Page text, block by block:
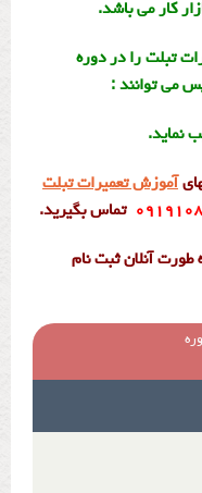
کار می باشد.
تبلت را در دوره
می توانند :
نماید.
آموزش تعمیرات تبلت
تماس بگیرید.
طورت آنلان ثبت نام